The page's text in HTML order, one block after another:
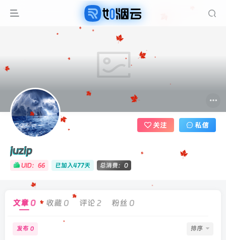
juzip
UID：66 已加入477天 总消费：0
关注 私信
文章 0 收藏 0 评论 2 粉丝 0
发布 0 排序